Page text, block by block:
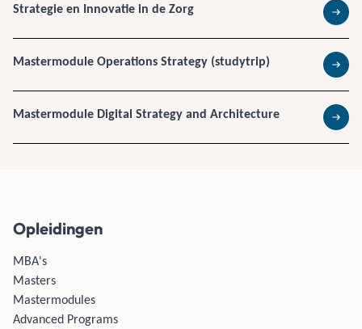
Strategie en Innovatie in de Zorg
Lees
Mastermodule Operations Strategy (studytrip)
Lees
Mastermodule Digital Strategy and Architecture
Lees
Opleidingen
MBA's
Masters
Mastermodules
Advanced Programs